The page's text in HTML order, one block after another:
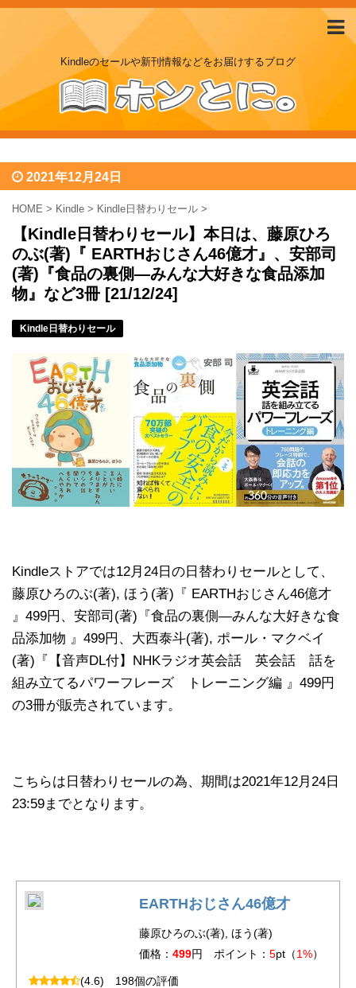
Kindleのセールや新刊情報などをお届けするブログ
2021年12月24日
HOME > Kindle > Kindle日替わりセール >
【Kindle日替わりセール】本日は、藤原ひろ
のぶ(著)『 EARTHおじさん46億才』、安部司
(著)『食品の裏側―みんな大好きな食品添加
物』など3冊 [21/12/24]
Kindle日替わりセール
Kindleストアでは12月24日の日替わりセールとして、
藤原ひろのぶ(著), ほう(著)『 EARTHおじさん46億才
』499円、安部司(著)『食品の裏側―みんな大好きな食
品添加物 』499円、大西泰斗(著), ポール・マクベイ
(著)『【音声DL付】NHKラジオ英会話 英会話 話を
組み立てるパワーフレーズ トレーニング編 』499円
の3冊が販売されています。
こちらは日替わりセールの為、期間は2021年12月24日
23:59までとなります。
EARTHおじさん46億才
藤原ひろのぶ(著), ほう(著)
価格： 499円 ポイント： 5pt（1%）
(4.6) 198個の評価